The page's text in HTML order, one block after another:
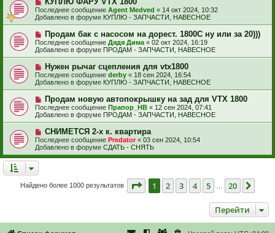
е
н
и
е
с
о
о
б
щ
е
н
и
е
о
в
е
с
о
о
б
щ
е
н
и
е
Последнее сообщение Agent Medved « 14 окт 2024, 10:32
Добавлено в форуме КУПЛЮ - ЗАПЧАСТИ, НАВЕСНОЕ
Н
о
в
е
с
о
о
б
щ
е
н
и
е
Продам бак с насосом на дорест. 1800С ну или за 20)))
Последнее сообщение Дядя Дима « 02 окт 2024, 16:19
Добавлено в форуме ПРОДАМ - ЗАПЧАСТИ, НАВЕСНОЕ
Н
о
в
е
с
о
о
б
щ
е
н
и
Нужен рычаг сцепления для vtx1800
Последнее сообщение derby « 18 сен 2024, 16:54
Добавлено в форуме КУПЛЮ - ЗАПЧАСТИ, НАВЕСНОЕ
Н
о
в
с
о
о
б
и
Продам новую автопокрышку на зад для VTX 1800
Последнее сообщение Прапор_НВ « 12 сен 2024, 07:41
Добавлено в форуме ПРОДАМ - ЗАПЧАСТИ, НАВЕСНОЕ
Н
о
в
е
б
СНИМЕТСЯ 2-х к. квартира
Последнее сообщение Predator« 03 сен 2024, 10:54
Добавлено в форуме СДАТЬ - СНЯТЬ
Найдено более 1000 результатов Страница из 20
1 2 3 4 5 20
Перейти